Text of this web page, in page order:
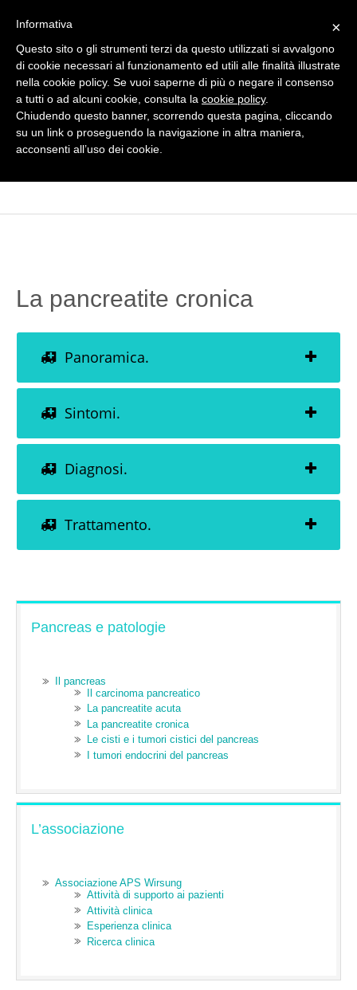
MENU
La pancreatite cronica
Panoramica.
Sintomi.
Diagnosi.
Trattamento.
Pancreas e patologie
Il pancreas
Il carcinoma pancreatico
La pancreatite acuta
La pancreatite cronica
Le cisti e i tumori cistici del pancreas
I tumori endocrini del pancreas
L’associazione
Associazione APS Wirsung
Attività di supporto ai pazienti
Attività clinica
Esperienza clinica
Ricerca clinica
×
Informativa
Questo sito o gli strumenti terzi da questo utilizzati si avvalgono
di cookie necessari al funzionamento ed utili alle finalità illustrate
nella cookie policy. Se vuoi saperne di più o negare il consenso
a tutti o ad alcuni cookie, consulta la cookie policy.
Chiudendo questo banner, scorrendo questa pagina, cliccando
su un link o proseguendo la navigazione in altra maniera,
acconsenti all’uso dei cookie.